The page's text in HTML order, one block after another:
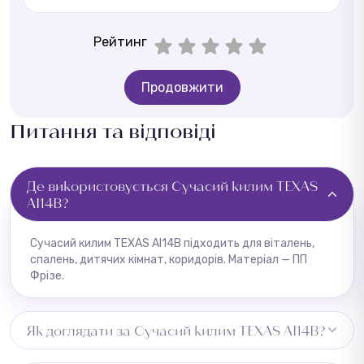
Рейтинг
Продовжити
Питання та відповіді
Де використовується Сучасий килим TEXAS
AI14B?
Сучасий килим TEXAS AI14B підходить для віталень,
спалень, дитячих кімнат, коридорів. Матеріал — ПП
Фрізе.
Як доглядати за Сучасий килим TEXAS AI14B?